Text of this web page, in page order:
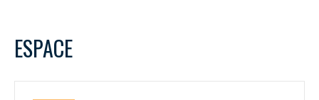
ESPACE